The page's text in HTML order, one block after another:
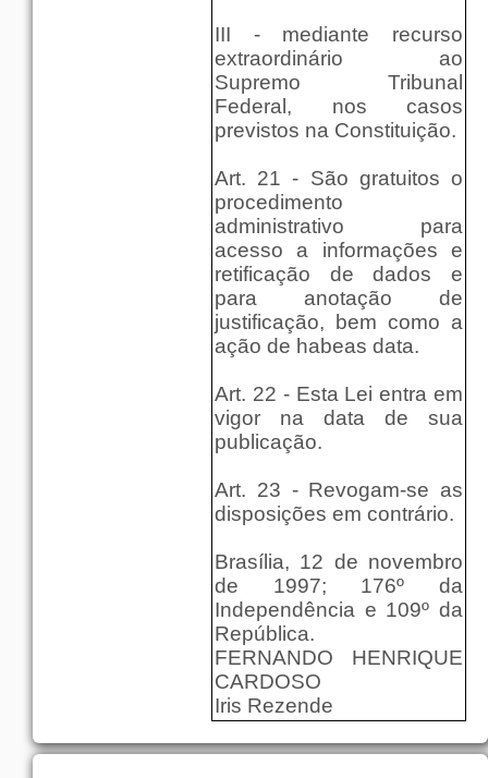
III - mediante recurso
extraordinário ao
Supremo Tribunal
Federal, nos casos
previstos na Constituição.
Art. 21 - São gratuitos o
procedimento
administrativo para
acesso a informações e
retificação de dados e
para anotação de
justificação, bem como a
ação de habeas data.
Art. 22 - Esta Lei entra em
vigor na data de sua
publicação.
Art. 23 - Revogam-se as
disposições em contrário.
Brasília, 12 de novembro
de 1997; 176º da
Independência e 109º da
República.
FERNANDO HENRIQUE
CARDOSO
Iris Rezende